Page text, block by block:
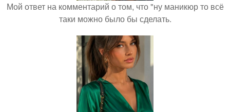
Мой ответ на комментарий о том, что "ну маникюр то всё
таки можно было бы сделать.